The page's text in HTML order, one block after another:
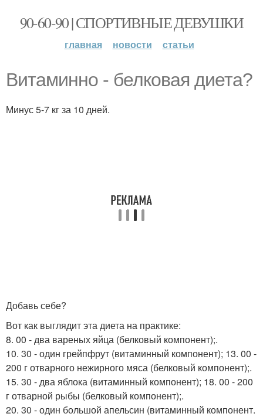
90-60-90 | СПОРТИВНЫЕ ДЕВУШКИ
главная новости статьи
Витаминно - белковая диета?
Минус 5-7 кг за 10 дней.
Добавь себе?
Вот как выглядит эта диета на практике:
8. 00 - два вареных яйца (белковый компонент);.
10. 30 - один грейпфрут (витаминный компонент); 13. 00 -
200 г отварного нежирного мяса (белковый компонент);.
15. 30 - два яблока (витаминный компонент); 18. 00 - 200
г отварной рыбы (белковый компонент);.
20. 30 - один большой апельсин (витаминный компонент.